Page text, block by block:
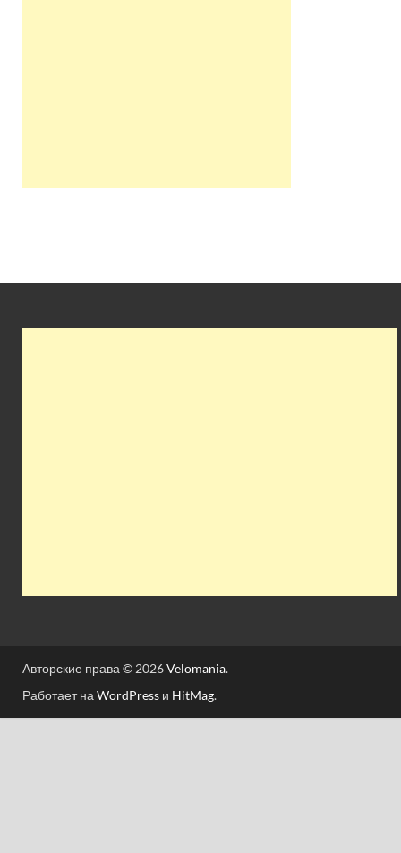
Авторские права © 2026Velomania.
Работает на WordPress и HitMag.